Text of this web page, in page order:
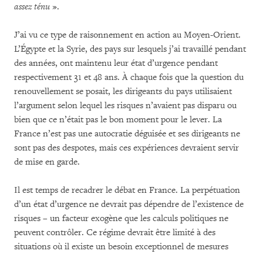
assez ténu ».
J’ai vu ce type de raisonnement en action au Moyen-Orient.
L’Égypte et la Syrie, des pays sur lesquels j’ai travaillé pendant
des années, ont maintenu leur état d’urgence pendant
respectivement 31 et 48 ans. À chaque fois que la question du
renouvellement se posait, les dirigeants du pays utilisaient
l’argument selon lequel les risques n’avaient pas disparu ou
bien que ce n’était pas le bon moment pour le lever. La
France n’est pas une autocratie déguisée et ses dirigeants ne
sont pas des despotes, mais ces expériences devraient servir
de mise en garde.
Il est temps de recadrer le débat en France. La perpétuation
d’un état d’urgence ne devrait pas dépendre de l’existence de
risques – un facteur exogène que les calculs politiques ne
peuvent contrôler. Ce régime devrait être limité à des
situations où il existe un besoin exceptionnel de mesures